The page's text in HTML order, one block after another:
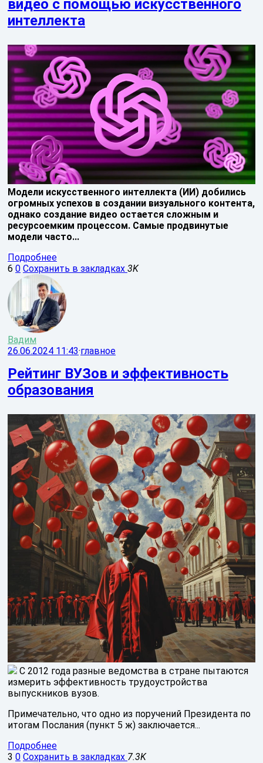
видео с помощью искусственного
интеллекта
Модели искусственного интеллекта (ИИ) добились
огромных успехов в создании визуального контента,
однако создание видео остается сложным и
ресурсоемким процессом. Самые продвинутые
модели часто...
Подробнее
6 0 Сохранить в закладках 3K
Вадим
26.06.2024 11:43·главное
Рейтинг ВУЗов и эффективность
образования
С 2012 года разные ведомства в стране пытаются
измерить эффективность трудоустройства
выпускников вузов.
Примечательно, что одно из поручений Президента по
итогам Послания (пункт 5 ж) заключается...
Подробнее
3 0 Сохранить в закладках 7.3K